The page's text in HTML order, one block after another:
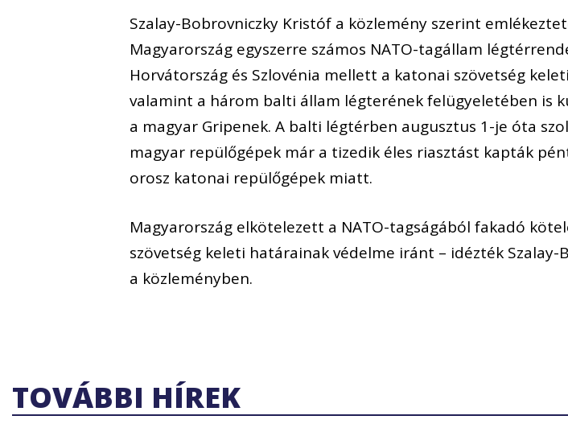
Szalay-Bobrovniczky Kristóf a közlemény szerint
Magyarország egyszerre számos NATO-tagállam
Horvátország és Szlovénia mellett a katonai szövetség
valamint a három balti állam légterének felügyeletében is
a magyar Gripenek. A balti légtérben augusztus 1-je óta
magyar repülőgépek már a tizedik éles riasztást kapták
orosz katonai repülőgépek miatt.
Magyarország elkötelezett a NATO-tagságából fakadó
szövetség keleti határainak védelme iránt – idézték
a közleményben.
TOVÁBBI HÍREK